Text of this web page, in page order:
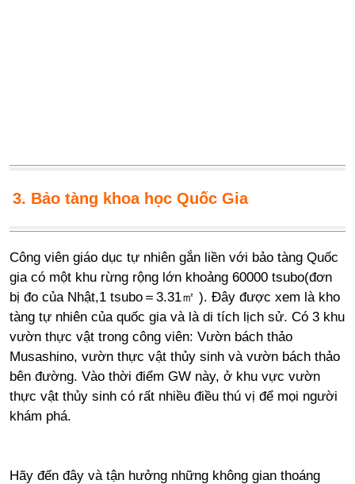
3. Bảo tàng khoa học Quốc Gia
Công viên giáo dục tự nhiên gắn liền với bảo tàng Quốc
gia có một khu rừng rộng lớn khoảng 60000 tsubo(đơn
bị đo của Nhật,1 tsubo＝3.31㎡ ). Đây được xem là kho
tàng tự nhiên của quốc gia và là di tích lịch sử. Có 3 khu
vườn thực vật trong công viên: Vườn bách thảo
Musashino, vườn thực vật thủy sinh và vườn bách thảo
bên đường. Vào thời điểm GW này, ở khu vực vườn
thực vật thủy sinh có rất nhiều điều thú vị để mọi người
khám phá.
Hãy đến đây và tận hưởng những không gian thoáng